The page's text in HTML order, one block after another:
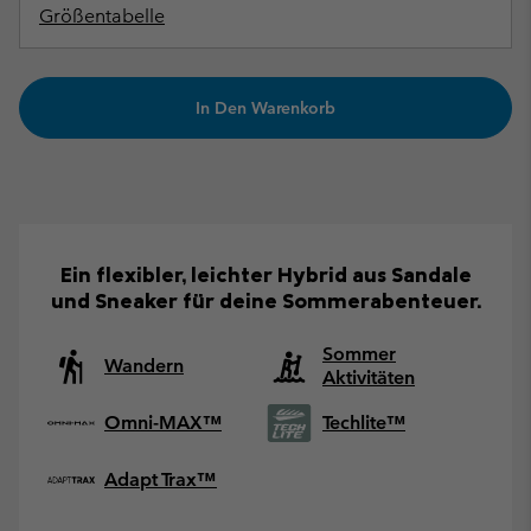
Größentabelle
In Den Warenkorb
Ein flexibler, leichter Hybrid aus Sandale
und Sneaker für deine Sommerabenteuer.
Wandern
Sommer
Aktivitäten
Omni-MAX™
Techlite™
Adapt Trax™